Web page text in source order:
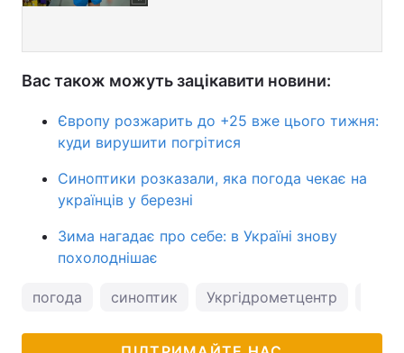
Вас також можуть зацікавити новини:
Європу розжарить до +25 вже цього тижня:
куди вирушити погрітися
Синоптики розказали, яка погода чекає на
українців у березні
Зима нагадає про себе: в Україні знову
похолоднішає
погода синоптик Укргідрометцентр